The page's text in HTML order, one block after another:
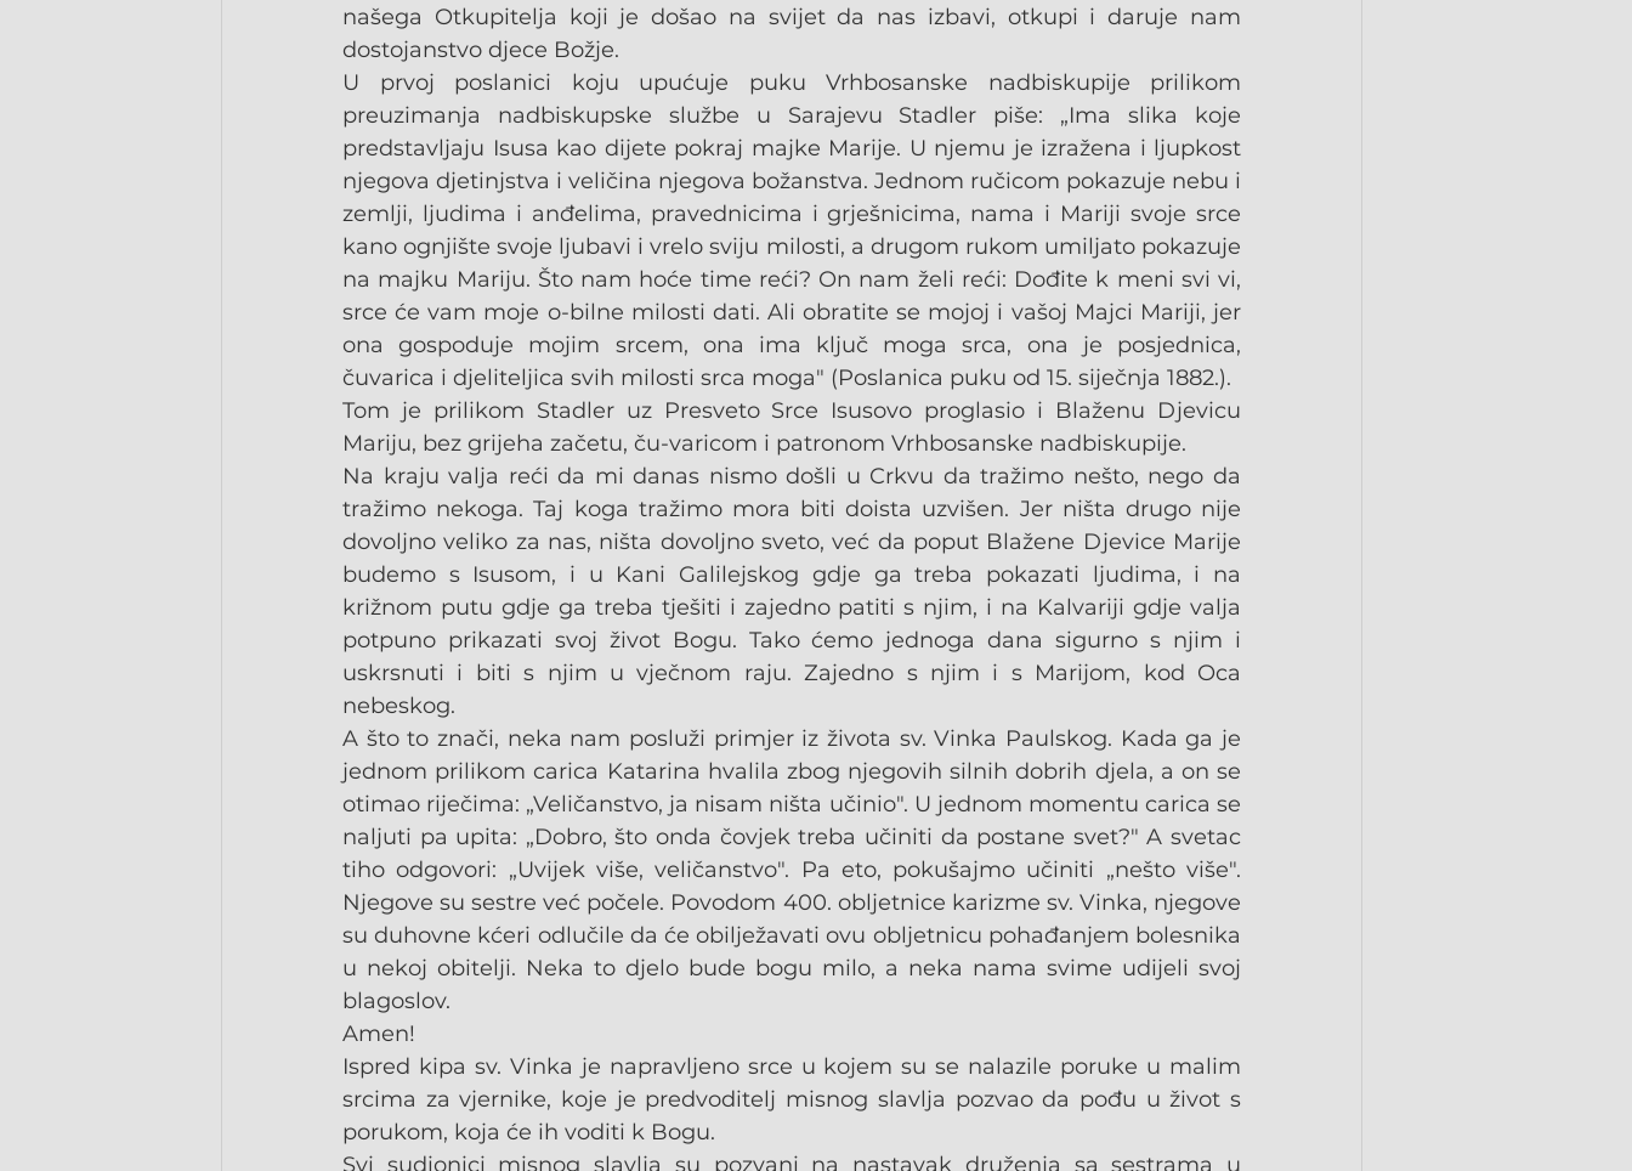
našega Otkupitelja koji je došao na svijet da nas izbavi, otkupi i daruje nam
dostojanstvo djece Božje.
U prvoj poslanici koju upućuje puku Vrhbosanske nadbiskupije prilikom
preuzimanja nadbiskupske službe u Sarajevu Stadler piše: „Ima slika koje
predstavljaju Isusa kao dijete pokraj majke Marije. U njemu je izražena i ljupkost
njegova djetinjstva i veličina njegova božanstva. Jednom ručicom pokazuje nebu i
zemlji, ljudima i anđelima, pravednicima i grješnicima, nama i Mariji svoje srce
kano ognjište svoje ljubavi i vrelo sviju milosti, a drugom rukom umiljato pokazuje
na majku Mariju. Što nam hoće time reći? On nam želi reći: Dođite k meni svi vi,
srce će vam moje o-bilne milosti dati. Ali obratite se mojoj i vašoj Majci Mariji, jer
ona gospoduje mojim srcem, ona ima ključ moga srca, ona je posjednica,
čuvarica i djeliteljica svih milosti srca moga" (Poslanica puku od 15. siječnja 1882.).
Tom je prilikom Stadler uz Presveto Srce Isusovo proglasio i Blaženu Djevicu
Mariju, bez grijeha začetu, ču-varicom i patronom Vrhbosanske nadbiskupije.
Na kraju valja reći da mi danas nismo došli u Crkvu da tražimo nešto, nego da
tražimo nekoga. Taj koga tražimo mora biti doista uzvišen. Jer ništa drugo nije
dovoljno veliko za nas, ništa dovoljno sveto, već da poput Blažene Djevice Marije
budemo s Isusom, i u Kani Galilejskog gdje ga treba pokazati ljudima, i na
križnom putu gdje ga treba tješiti i zajedno patiti s njim, i na Kalvariji gdje valja
potpuno prikazati svoj život Bogu. Tako ćemo jednoga dana sigurno s njim i
uskrsnuti i biti s njim u vječnom raju. Zajedno s njim i s Marijom, kod Oca
nebeskog.
A što to znači, neka nam posluži primjer iz života sv. Vinka Paulskog. Kada ga je
jednom prilikom carica Katarina hvalila zbog njegovih silnih dobrih djela, a on se
otimao riječima: „Veličanstvo, ja nisam ništa učinio". U jednom momentu carica se
naljuti pa upita: „Dobro, što onda čovjek treba učiniti da postane svet?" A svetac
tiho odgovori: „Uvijek više, veličanstvo". Pa eto, pokušajmo učiniti „nešto više".
Njegove su sestre već počele. Povodom 400. obljetnice karizme sv. Vinka, njegove
su duhovne kćeri odlučile da će obilježavati ovu obljetnicu pohađanjem bolesnika
u nekoj obitelji. Neka to djelo bude bogu milo, a neka nama svime udijeli svoj
blagoslov.
Amen!
Ispred kipa sv. Vinka je napravljeno srce u kojem su se nalazile poruke u malim
srcima za vjernike, koje je predvoditelj misnog slavlja pozvao da pođu u život s
porukom, koja će ih voditi k Bogu.
Svi sudionici misnog slavlja su pozvani na nastavak druženja sa sestrama u